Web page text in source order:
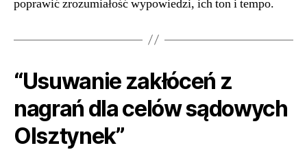
poprawić zrozumiałość wypowiedzi, ich ton i tempo.
“Usuwanie zakłóceń z
nagrań dla celów sądowych
Olsztynek”